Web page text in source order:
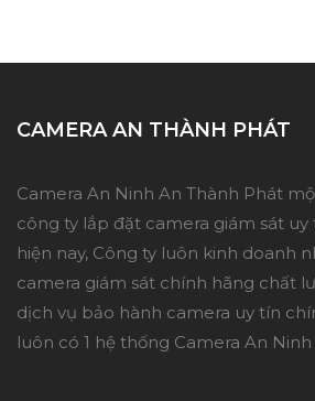
CAMERA AN THÀNH PHÁT
Camera An Ninh An Thành Phát
công ty lắp đặt camera giám sát
hiện nay, Công ty luôn kinh doanh
camera giám sát chính hãng chất
dịch vụ bảo hành camera uy tín
luôn có 1 hệ thống Camera An